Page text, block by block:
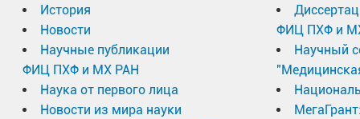
История
Новости
Научные публикации
ФИЦ ПХФ и МХ РАН
Наука от первого лица
Новости из мира науки
ФИЦ ПХФ и
Научный